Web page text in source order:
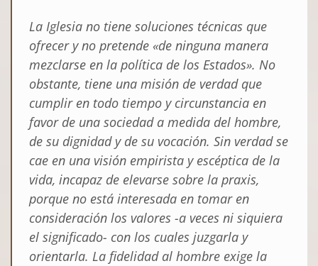
La Iglesia no tiene soluciones técnicas que
ofrecer y no pretende «de ninguna manera
mezclarse en la política de los Estados». No
obstante, tiene una misión de verdad que
cumplir en todo tiempo y circunstancia en
favor de una sociedad a medida del hombre,
de su dignidad y de su vocación. Sin verdad se
cae en una visión empirista y escéptica de la
vida, incapaz de elevarse sobre la praxis,
porque no está interesada en tomar en
consideración los valores -a veces ni siquiera
el significado- con los cuales juzgarla y
orientarla. La fidelidad al hombre exige la